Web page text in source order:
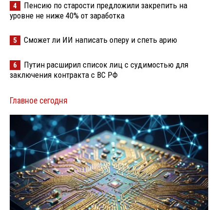
4
Пенсию по старости предложили закрепить на
уровне не ниже 40% от заработка
5 Сможет ли ИИ написать оперу и спеть арию
6
Путин расширил список лиц с судимостью для
заключения контракта с ВС РФ
Главное сегодня